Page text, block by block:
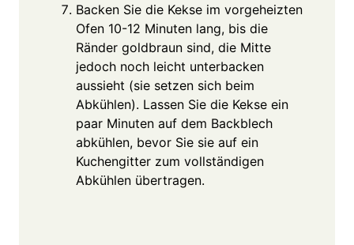
Backen Sie die Kekse im vorgeheizten
Ofen 10-12 Minuten lang, bis die
Ränder goldbraun sind, die Mitte
jedoch noch leicht unterbacken
aussieht (sie setzen sich beim
Abkühlen). Lassen Sie die Kekse ein
paar Minuten auf dem Backblech
abkühlen, bevor Sie sie auf ein
Kuchengitter zum vollständigen
Abkühlen übertragen.